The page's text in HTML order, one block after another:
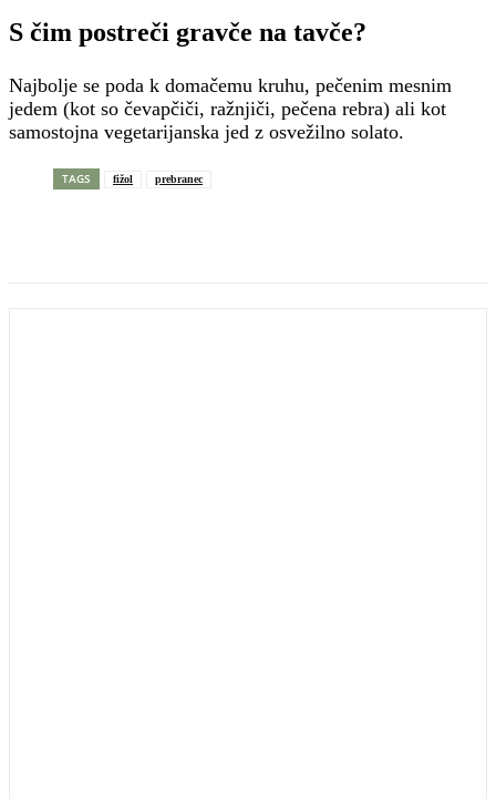
S čim postreči gravče na tavče?
Najbolje se poda k domačemu kruhu, pečenim mesnim
jedem (kot so čevapčiči, ražnjiči, pečena rebra) ali kot
samostojna vegetarijanska jed z osvežilno solato.
TAGS fižol prebranec